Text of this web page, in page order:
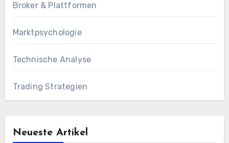
Broker & Plattformen
Marktpsychologie
Technische Analyse
Trading Strategien
Neueste Artikel